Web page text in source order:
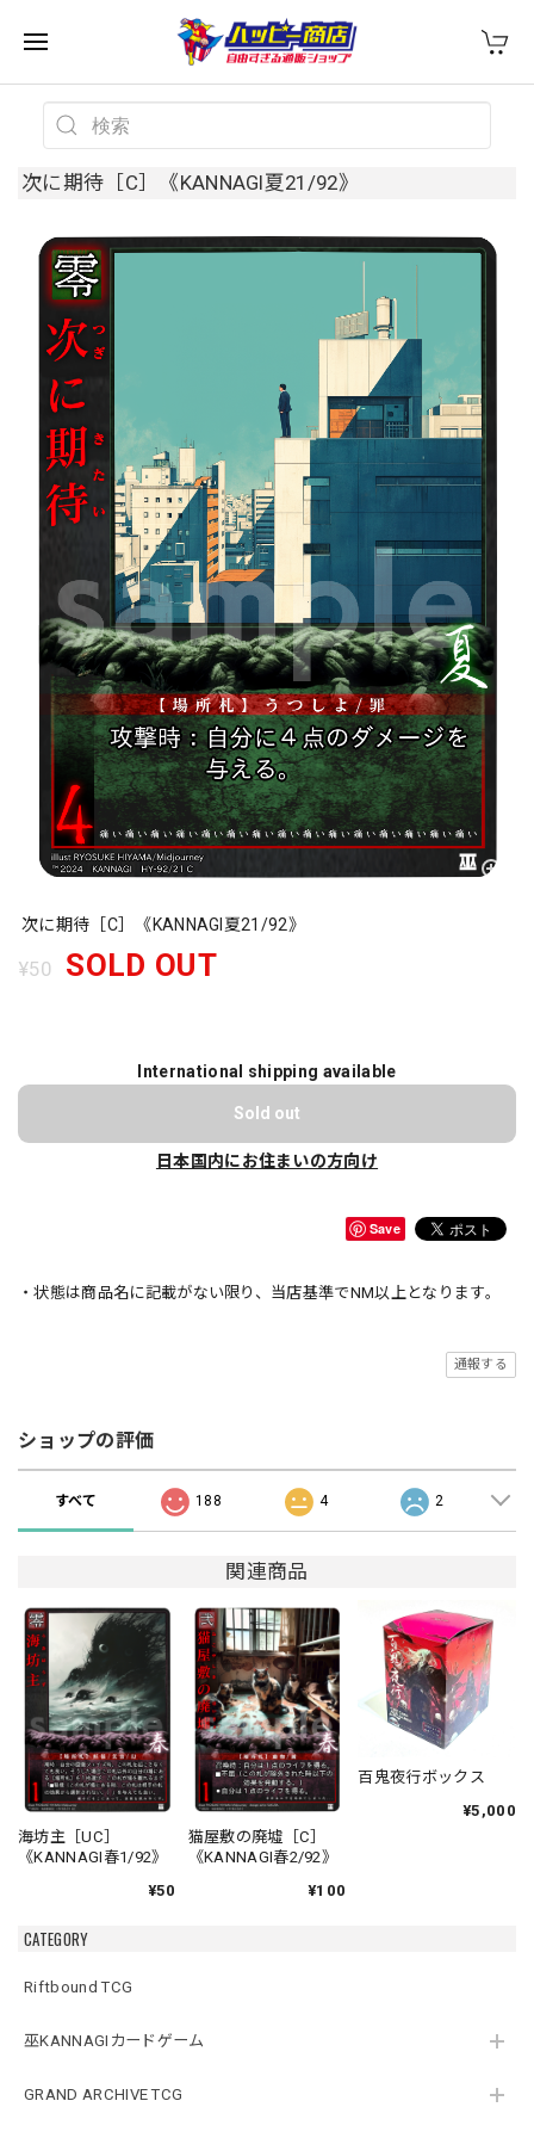
CATEGORY
Riftbound TCG
巫KANNAGIカードゲーム
GRAND ARCHIVE TCG
次に期待［C］《KANNAGI夏21/92》
次に期待［C］《KANNAGI夏21/92》
¥50 SOLD OUT
International shipping available
Sold out
日本国内にお住まいの方向け
Save
・状態は商品名に記載がない限り、当店基準でNM以上となります。
通報する
ショップの評価
すべて 188 4 2
関連商品
海坊主［UC］
《KANNAGI春1/92》
¥50
猫屋敷の廃墟［C］
《KANNAGI春2/92》
¥100
百鬼夜行ボックス
¥5,000